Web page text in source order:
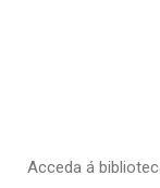
Acceda á